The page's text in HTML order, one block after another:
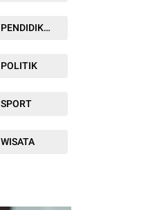
PENDIDIKAN
POLITIK
SPORT
WISATA